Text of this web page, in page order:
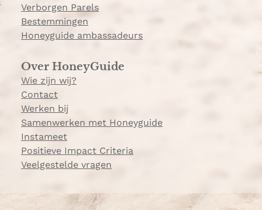
Verborgen Parels
Bestemmingen
Honeyguide ambassadeurs
Over HoneyGuide
Wie zijn wij?
Contact
Werken bij
Samenwerken met Honeyguide
Instameet
Positieve Impact Criteria
Veelgestelde vragen